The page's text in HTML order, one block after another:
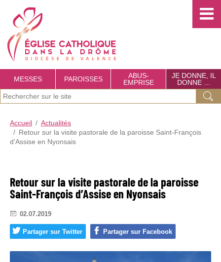
e
C
a
l
i
q
u
e
MESSES PAROISSES
ABUS-
EMPRISE
JE DONNE, IL
DONNE …
J
Ok
Accueil
Actualités
Retour sur la visite pastorale de la paroisse Saint-François
d’Assise en Nyonsais
Retour sur la visite pastorale de la paroisse
Saint-François d’Assise en Nyonsais
02.07.2019
Partager sur Twitter Partager sur Facebook